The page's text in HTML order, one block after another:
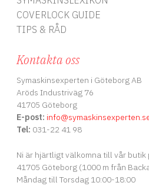
COVERLOCK GUIDE
TIPS & RÅD
Kontakta oss
Symaskinsexperten i Göteborg AB
Aröds Industriväg 76
41705 Göteborg
E-post: info
Tel: 031-22 41 98
Ni är hjärtligt välkomna till vår
41705 Göteborg (1000 m från
Måndag till Torsdag 10:00-18:00